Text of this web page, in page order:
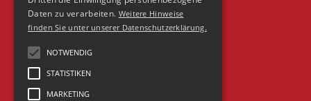
Daten zu verarbeiten. Weitere Hinweise
finden Sie unter unserer Datenschutzerklärung.
NOTWENDIG
STATISTIKEN
MARKETING